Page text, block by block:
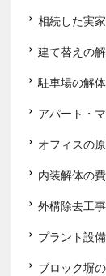
相続した実
建て替えの
駐車場の解
アパート・
オフィスの
内装解体の
外構除去工
プラント設
ブロック塀